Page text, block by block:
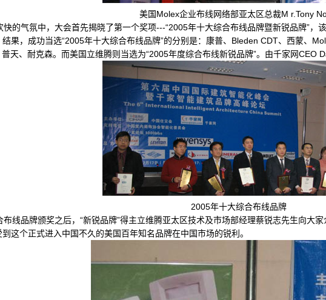
美国Molex企业布线网络部亚太区总裁M r.Tony
的气氛中，大会首先揭晓了第一个奖项---“2005年十大综合布线品牌暨新锐品牌”，
结果，成功当选“2005年十大综合布线品牌”的分别是：康普、Bleden CDT、西蒙、
天、耐克森。而美国立维腾则当选为“2005年度综合布线新锐品牌”。由千家网CEO
2005年十大综合布线品牌
线品牌颁奖之后，“新锐品牌”得主立维腾亚太区技术及市场部经理蔡锐志先生向大
到这个正式进入中国不久的美国百年知名品牌在中国市场的锐利。